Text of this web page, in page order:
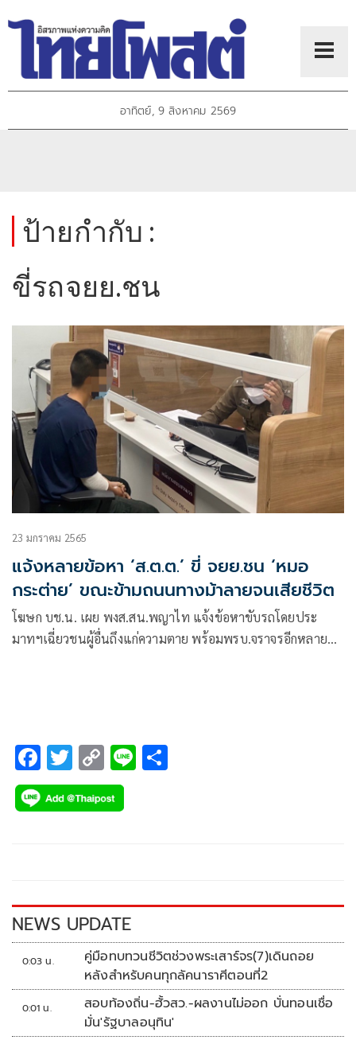
อาทิตย์, 9 สิงหาคม 2569
ป้ายกำกับ :
ขี่รถจยย.ชน
23 มกราคม 2565
แจ้งหลายข้อหา ‘ส.ต.ต.’ ขี่ จยย.ชน ‘หมอ
กระต่าย’ ขณะข้ามถนนทางม้าลายจนเสียชีวิต
โฆษก บช.น. เผย พงส.สน.พญาไท แจ้งข้อหาขับรถโดยประ
มาทฯเฉี่ยวชนผู้อื่นถึงแก่ความตาย พร้อมพรบ.จราจรอีกหลาย
F
ac
e
k
T
wi
tt
C
o
p
k
Li
NEWS UPDATE
0:03 น.
คู่มือทบทวนชีวิตช่วงพระเสาร์จร(7)เดินถอย
หลังสำหรับคนทุกลัคนาราศีตอนที่2
0:01 น.
สอบท้องถิ่น-ฮั้วสว.-ผลงานไม่ออก บั่นทอนเชื่อ
มั่น'รัฐบาลอนุทิน'